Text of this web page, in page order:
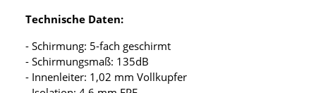
Technische Daten:
- Schirmung: 5-fach geschirmt
- Schirmungsmaß: 135dB
- Innenleiter: 1,02 mm Vollkupfer